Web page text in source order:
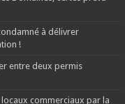
à délivrer
!
entre deux permis
commerciaux par la